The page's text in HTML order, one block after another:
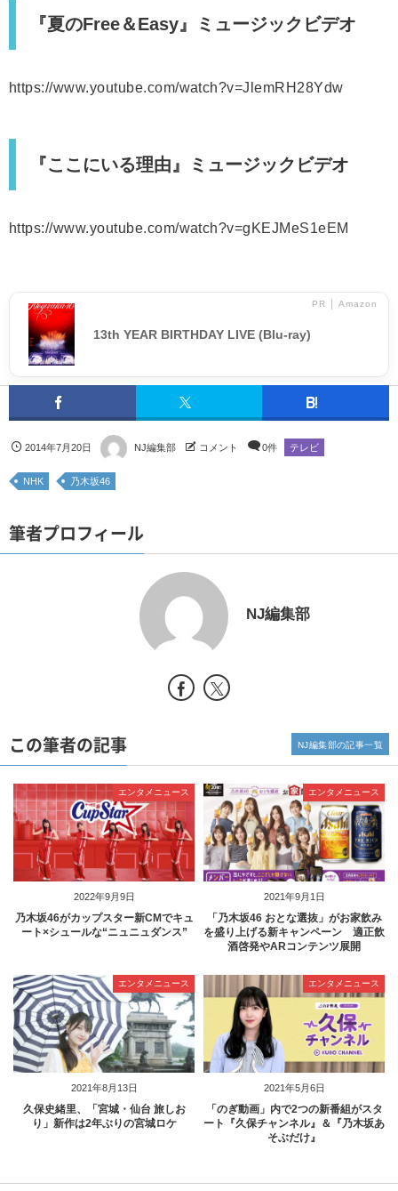
『夏のFree＆Easy』ミュージックビデオ
https://www.youtube.com/watch?v=JlemRH28Ydw
『ここにいる理由』ミュージックビデオ
https://www.youtube.com/watch?v=gKEJMeS1eEM
PR │ Amazon
13th YEAR BIRTHDAY LIVE (Blu-ray)
2014年7月20日 NJ編集部 コメント 0件 テレビ
NHK 乃木坂46
筆者プロフィール
NJ編集部
この筆者の記事
2022年9月9日
エンタメニュース
乃木坂46がカップスター新CMでキュ
ート×シュールな“ニュニュダンス”
2021年9月1日
エンタメニュース
「乃木坂46 おとな選抜」がお家飲み
を盛り上げる新キャンペーン 適正飲
酒啓発やARコンテンツ展開
2021年8月13日
エンタメニュース
久保史緒里、「宮城・仙台 旅しお
り」新作は2年ぶりの宮城ロケ
2021年5月6日
エンタメニュース
「のぎ動画」内で2つの新番組がスタ
ート『久保チャンネル』＆『乃木坂あ
そぶだけ』
NJ編集部の記事一覧